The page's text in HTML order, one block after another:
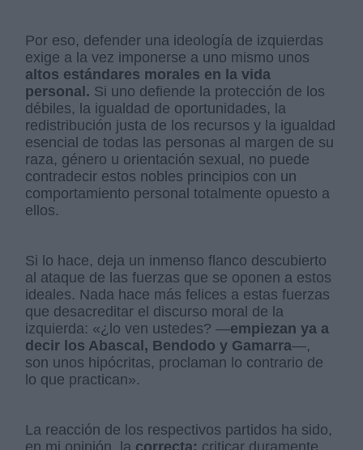
Por eso, defender una ideología de izquierdas
exige a la vez imponerse a uno mismo unos
altos estándares morales en la vida
personal. Si uno defiende la protección de los
débiles, la igualdad de oportunidades, la
redistribución justa de los recursos y la igualdad
esencial de todas las personas al margen de su
raza, género u orientación sexual, no puede
contradecir estos nobles principios con un
comportamiento personal totalmente opuesto a
ellos.
Si lo hace, deja un inmenso flanco descubierto
al ataque de las fuerzas que se oponen a estos
ideales. Nada hace más felices a estas fuerzas
que desacreditar el discurso moral de la
izquierda: «¿lo ven ustedes? —empiezan ya a
decir los Abascal, Bendodo y Gamarra—,
son unos hipócritas, proclaman lo contrario de
lo que practican».
La reacción de los respectivos partidos ha sido,